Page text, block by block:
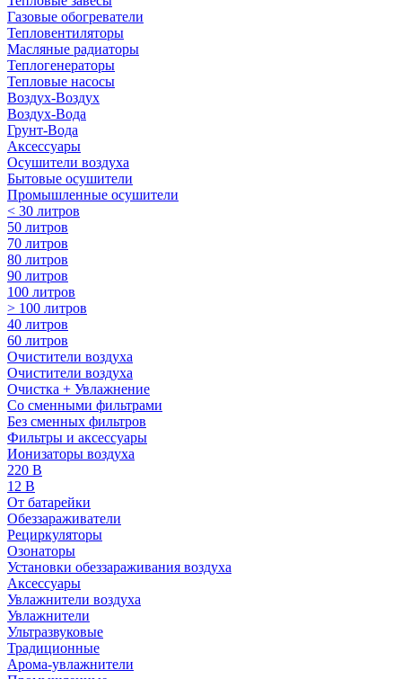
Газовые обогреватели
Тепловентиляторы
Масляные радиаторы
Теплогенераторы
Тепловые насосы
Воздух-Воздух
Воздух-Вода
Грунт-Вода
Аксессуары
Осушители воздуха
Бытовые осушители
Промышленные осушители
< 30 литров
50 литров
70 литров
80 литров
90 литров
100 литров
> 100 литров
40 литров
60 литров
Очистители воздуха
Очистители воздуха
Очистка + Увлажнение
Cо сменными фильтрами
Без сменных фильтров
Фильтры и аксессуары
Ионизаторы воздуха
220 В
12 В
От батарейки
Обеззараживатели
Рециркуляторы
Озонаторы
Установки обеззараживания воздуха
Аксессуары
Увлажнители воздуха
Увлажнители
Ультразвуковые
Традиционные
Арома-увлажнители